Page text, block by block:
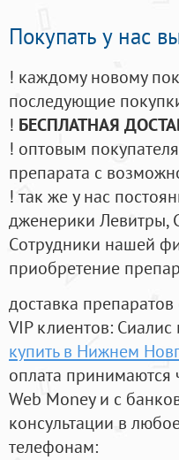
Покупать у нас
! каждому новому
последующие
! БЕСПЛАТНАЯ
! оптовым
препарата с
! так же у нас
дженерики Левитры,
Cотрудники нашей
приобретение
доставка
VIP клиентов:
купить в Нижнем
оплата принимаются
Web Money и с
консультации в
телефонам: